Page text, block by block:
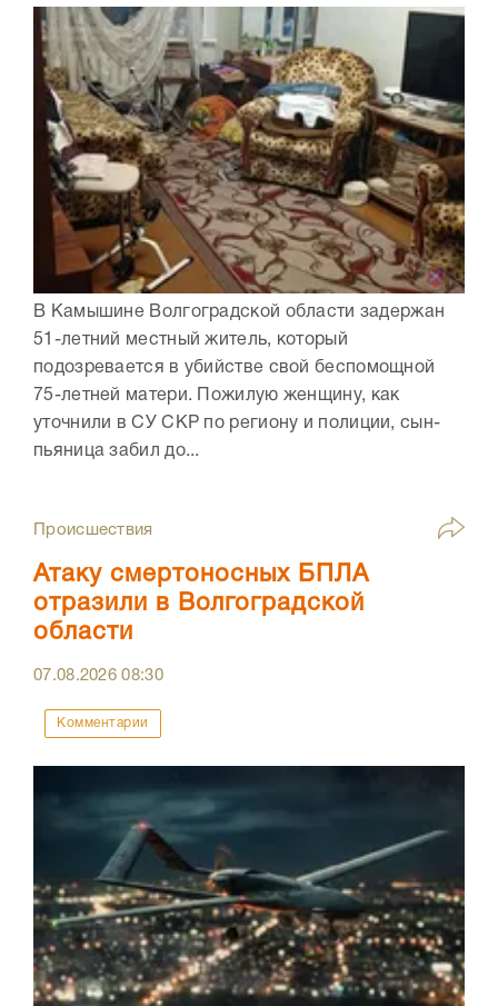
В Камышине Волгоградской области задержан
51-летний местный житель, который
подозревается в убийстве свой беспомощной
75-летней матери. Пожилую женщину, как
уточнили в СУ СКР по региону и полиции, сын-
пьяница забил до...
Происшествия
Атаку смертоносных БПЛА
отразили в Волгоградской
области
07.08.202608:30
Комментарии